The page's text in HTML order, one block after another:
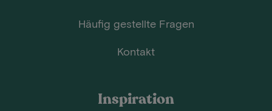
Häufig gestellte Fragen
Kontakt
Inspiration